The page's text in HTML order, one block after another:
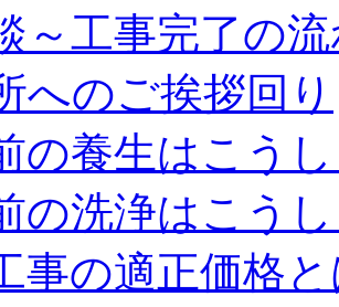
～工事完了の
へのご挨拶回り
の養生はこう
の洗浄はこう
事の適正価格